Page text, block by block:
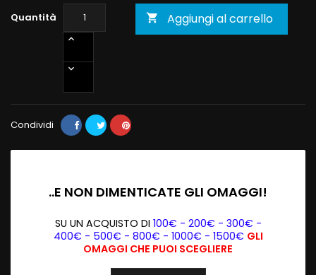
Quantità  Aggiungi al carrello
Condividi
..E NON DIMENTICATE GLI OMAGGI!
SU UN ACQUISTO DI 100€ - 200€ - 300€ -
400€ - 500€ - 800€ - 1000€ - 1500€ GLI
OMAGGI CHE PUOI SCEGLIERE